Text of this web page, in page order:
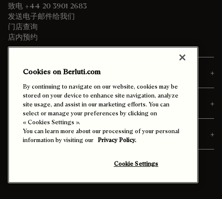
致电 +44 20 3901 2683
发送电子邮件给我们
门店查询
店内预约
专属定制与服务
探索Berluti
Cookies on Berluti.com
By continuing to navigate on our website, cookies may be
stored on your device to enhance site navigation, analyze
site usage, and assist in our marketing efforts. You can
select or manage your preferences by clicking on
« Cookies Settings ».
You can learn more about our processing of your personal
information by visiting our Privacy Policy.
Cookie Settings